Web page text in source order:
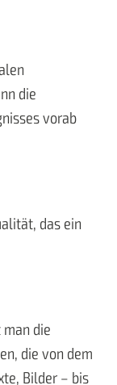
die
vorab
das ein
die
die von dem
Bilder – bis